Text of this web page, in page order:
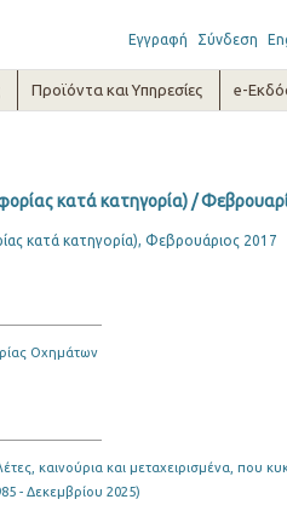
Εγγραφή Σύνδεση
Προϊόντα και Υπηρεσίες e-
κατά κατηγορία) /
κατά κατηγορία), Φεβρουάριος 2017
Οχημάτων
καινούρια και μεταχειρισμένα, που
- Δεκεμβρίου 2025)